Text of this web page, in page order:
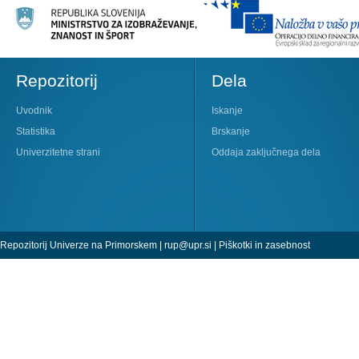
Repozitorij
Uvodnik
Statistika
Univerzitetne strani
Dela
Iskanje
Brskanje
Oddaja zaključnega dela
Repozitorij Univerze na Primorskem | rup@upr.si | Piškotki in zasebnost